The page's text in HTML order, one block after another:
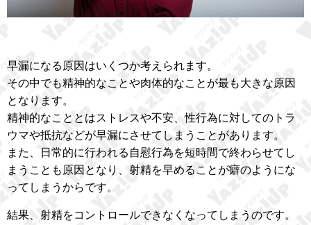
早漏になる原因はいくつか考えられます。
その中でも精神的なことや肉体的なことが最も大きな原因
となります。
精神的なこととはストレスや不安、性行為に対してのトラ
ウマや抵抗などが早漏にさせてしまうことがあります。
また、日常的に行われる自慰行為を短時間で終わらせてし
まうことも原因となり、射精を早めることが癖のようにな
ってしまうからです。
結果、射精をコントロールできなくなってしまうのです。